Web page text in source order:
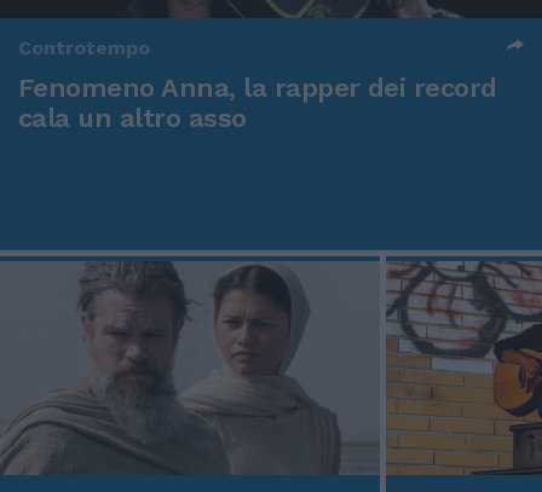
Controtempo
Fenomeno Anna, la rapper dei record
cala un altro asso